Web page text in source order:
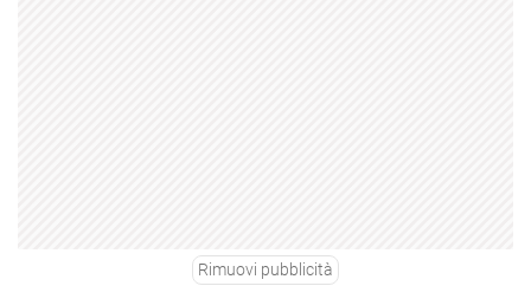
Rimuovi pubblicità